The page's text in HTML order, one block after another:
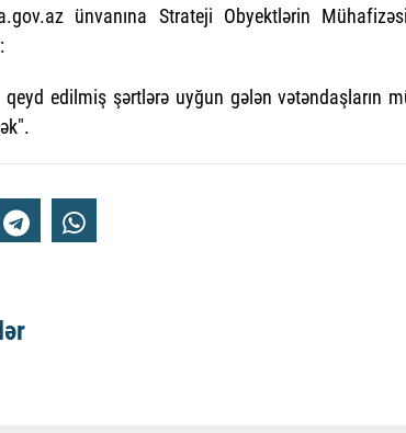
ünvanına Strateji Obyektlərin
qeyd edilmiş şərtlərə uyğun gələn vətəndaşların